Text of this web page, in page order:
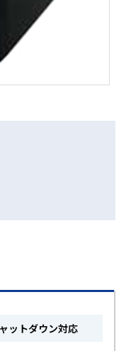
ットダウン対応